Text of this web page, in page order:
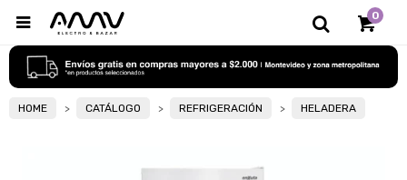
0

HOME CATÁLOGO REFRIGERACIÓN HELADERA